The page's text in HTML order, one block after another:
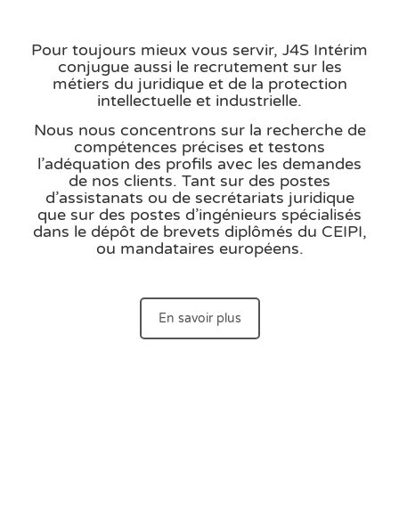
Pour toujours mieux vous servir, J4S Intérim
conjugue aussi le recrutement sur les
métiers du juridique et de la protection
intellectuelle et industrielle.
Nous nous concentrons sur la recherche de
compétences précises et testons
l’adéquation des profils avec les demandes
de nos clients. Tant sur des postes
d’assistanats ou de secrétariats juridique
que sur des postes d’ingénieurs spécialisés
dans le dépôt de brevets diplômés du CEIPI,
ou mandataires européens.
En savoir plus